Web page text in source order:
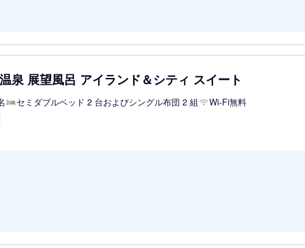
泉 展望風呂 アイランド＆シティ スイート
セミダブルベッド 2 台およびシングル布団 2 組 Wi-Fi無料